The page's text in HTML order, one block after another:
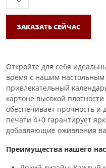
ЗАКАЗАТЬ СЕЙЧАС
Откройте для себя
время с нашим
привлекательный
картоне высокой
обеспечивает прочность и
печати 4+0 гарантирует
добавляющие оживления
Преимущества нашего